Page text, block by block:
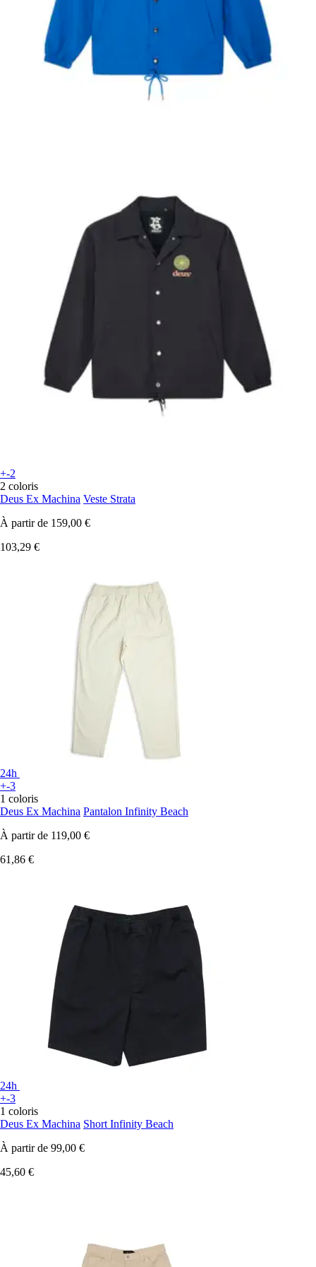
+-2
2 coloris
Deus Ex Machina Veste Strata
À partir de 159,00 €
103,29 €
24h
+-3
1 coloris
Deus Ex Machina Pantalon Infinity Beach
À partir de 119,00 €
61,86 €
24h
+-3
1 coloris
Deus Ex Machina Short Infinity Beach
À partir de 99,00 €
45,60 €